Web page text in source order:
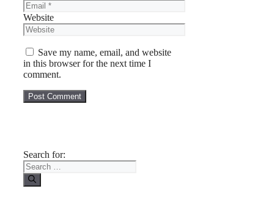
Website
Save my name, email, and website
in this browser for the next time I
comment.
Search for: